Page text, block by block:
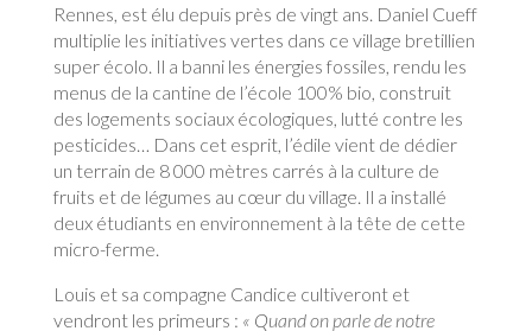
Rennes, est élu depuis près de vingt ans. Daniel Cueff
multiplie les initiatives vertes dans ce village bretillien
super écolo. Il a banni les énergies fossiles, rendu les
menus de la cantine de l’école 100% bio, construit
des logements sociaux écologiques, lutté contre les
pesticides… Dans cet esprit, l’édile vient de dédier
un terrain de 8 000 mètres carrés à la culture de
fruits et de légumes au cœur du village. Il a installé
deux étudiants en environnement à la tête de cette
micro-ferme.
Louis et sa compagne Candice cultiveront et
vendront les primeurs : « Quand on parle de notre